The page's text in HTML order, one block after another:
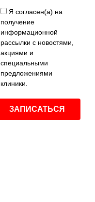
Я согласен(а) на
получение
информационной
рассылки с новостями,
акциями и
специальными
предложениями
клиники.